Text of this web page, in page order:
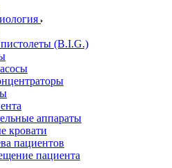
(B.I.G.)
аппараты
кровати
пациентов
пациента